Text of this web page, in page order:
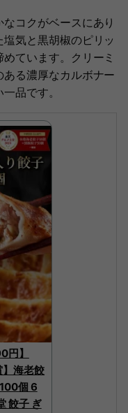
コクがベースにあり
気と黒胡椒のピリッ
ています。クリーミ
る濃厚なカルボナー
品です。
円】
】海老餃
個 6
餃子 ぎ